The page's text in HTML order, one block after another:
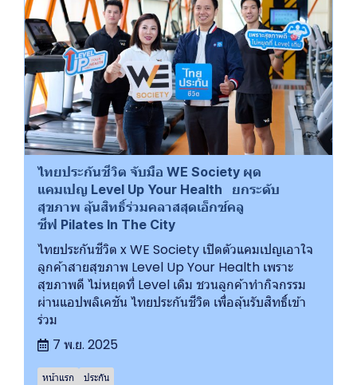
ไทยประกันชีวิต จับมือ WE Society ผุด
แคมเปญ Level Up Your Health ยกระดับ
สุขภาพ ลุ้นสิทธิ์ร่วมคลาสสุดเอ็กซ์คลู
ซีฟ Pilates In The City
ไทยประกันชีวิต x WE Society เปิดตัวแคมเปญเอาใจ
ลูกค้าสายสุขภาพ Level Up Your Health เพราะ
สุขภาพดี ไม่หยุดที่ Level เดิม ชวนลูกค้าทำกิจกรรม
ผ่านแอปพลิเคชัน ไทยประกันชีวิต เพื่อลุ้นรับสิทธิ์เข้า
ร่วม
7 พ.ย. 2025
หน้าแรก ประกัน